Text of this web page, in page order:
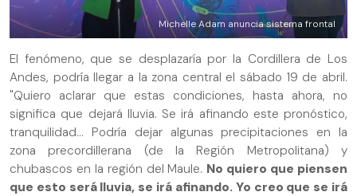
Michelle Adam anuncia sistema frontal
El fenómeno, que se desplazaría por la Cordillera de Los
Andes, podría llegar a la zona central el sábado 19 de abril.
"Quiero aclarar que estas condiciones, hasta ahora, no
significa que dejará lluvia. Se irá afinando este pronóstico,
tranquilidad... Podría dejar algunas precipitaciones en la
zona precordillerana (de la Región Metropolitana) y
chubascos en la región del Maule. No quiero que piensen
que esto será lluvia, se irá afinando. Yo creo que se irá